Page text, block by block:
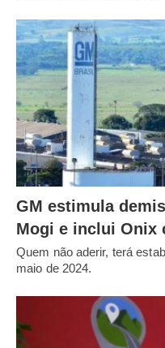
GM estimula
Mogi e inclui Onix
Quem não aderir, terá
maio de 2024.